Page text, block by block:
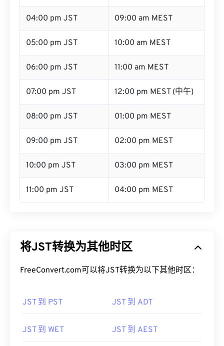
04:00 pm JST 09:00 am MEST
05:00 pm JST 10:00 am MEST
06:00 pm JST 11:00 am MEST
07:00 pm JST 12:00 pm MEST (中午)
08:00 pm JST 01:00 pm MEST
09:00 pm JST 02:00 pm MEST
10:00 pm JST 03:00 pm MEST
11:00 pm JST 04:00 pm MEST
将JST转换为其他时区
FreeConvert.com可以将JST转换为以下其他时区：
JST 到 PST JST 到 ADT
JST 到 WET JST 到 AEST